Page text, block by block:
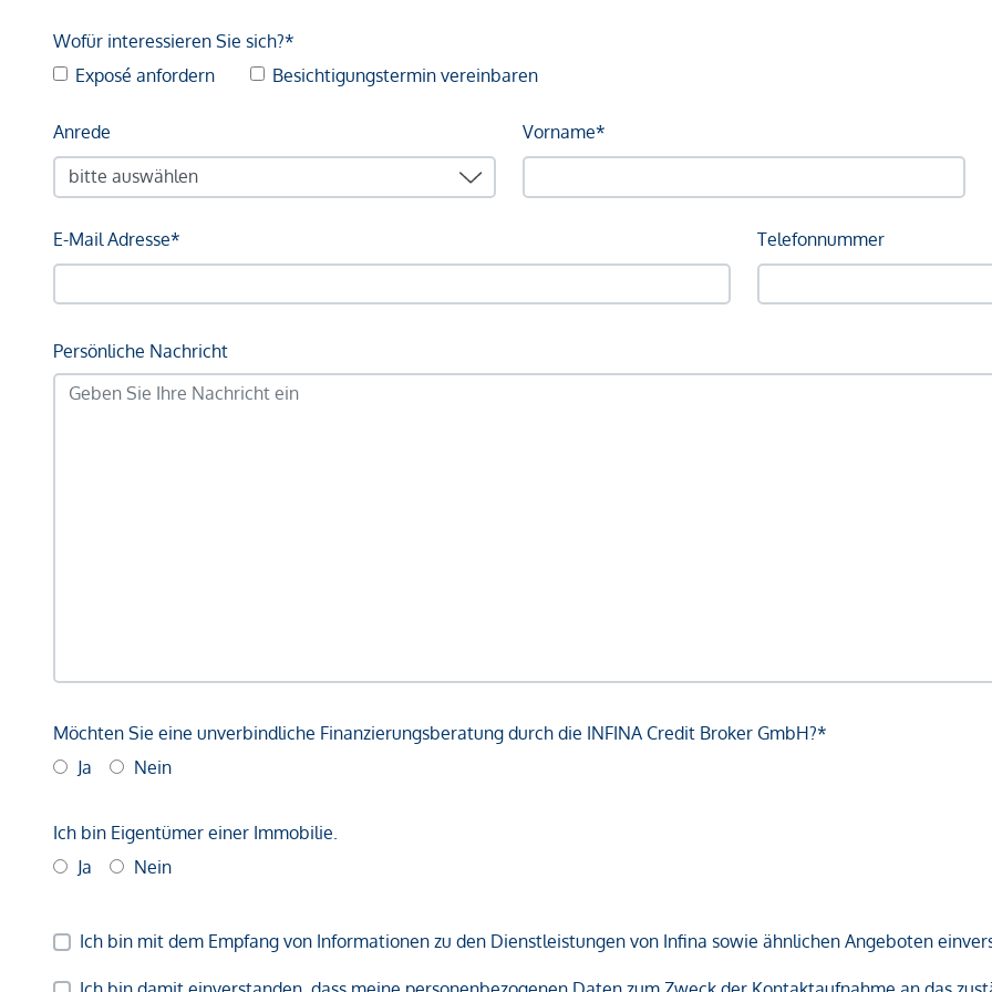
Wofür interessieren Sie sich?*
Exposé anfordern
Besichtigungstermin vereinbaren
Anrede Vorname*
E-Mail Adresse* Telefonnummer
Persönliche Nachricht
Möchten Sie eine unverbindliche Finanzierungsberatung durch die INFINA Credit Broker GmbH?*
Ja
Nein
Ich bin Eigentümer einer Immobilie.
Ja
Nein
Ich bin mit dem Empfang von Informationen zu den Dienstleistungen von Infina sowie ähnlichen Angeboten